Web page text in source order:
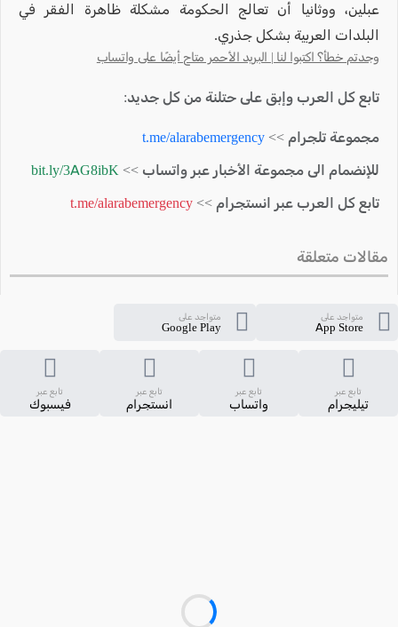
عبلين، ووثانيا أن تعالج الحكومة مشكلة ظاهرة الفقر في
البلدات العربية بشكل جذري.
وجدتم خطأ؟ اكتبوا لنا | البريد الأحمر متاح أيضًا على واتساب
تابع كل العرب وإبق على حتلنة من كل جديد:
مجموعة تلجرام >> t.me/alarabemergency
للإنضمام الى مجموعة الأخبار عبر واتساب >> bit.ly/3AG8ibK
تابع كل العرب عبر انستجرام >> t.me/alarabemergency
مقالات متعلقة
متواجد على
App Store
متواجد على
Google Play
تابع عبر
تيليجرام
تابع عبر
واتساب
تابع عبر
انستجرام
تابع عبر
فيسبوك